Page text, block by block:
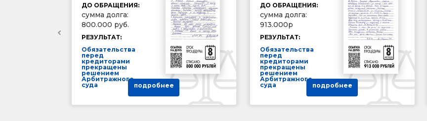
ДО ОБРАЩЕНИЯ:
сумма долга:
800.000 руб.
РЕЗУЛЬТАТ:
Обязательства
перед
кредиторами
прекращены
решением
Арбитражного
суда
подробнее
ДО ОБРАЩЕНИЯ:
сумма долга:
913.000р
РЕЗУЛЬТАТ:
Обязательства
перед
кредиторами
прекращены
решением
Арбитражного
суда
подробнее